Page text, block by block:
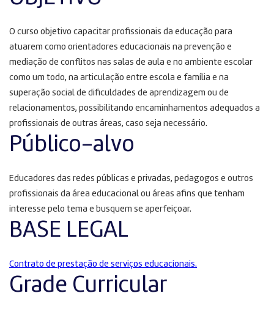
O curso objetivo capacitar profissionais da educação para
atuarem como orientadores educacionais na prevenção e
mediação de conflitos nas salas de aula e no ambiente escolar
como um todo, na articulação entre escola e família e na
superação social de dificuldades de aprendizagem ou de
relacionamentos, possibilitando encaminhamentos adequados a
profissionais de outras áreas, caso seja necessário.
Público-alvo
Educadores das redes públicas e privadas, pedagogos e outros
profissionais da área educacional ou áreas afins que tenham
interesse pelo tema e busquem se aperfeiçoar.
BASE LEGAL
Contrato de prestação de serviços educacionais.
Grade Curricular